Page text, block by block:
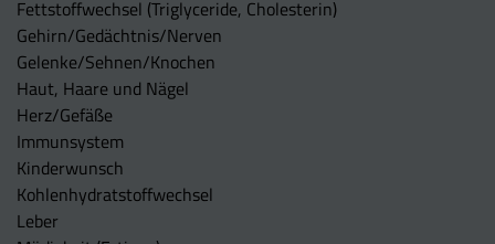
Fettstoffwechsel (Triglyceride, Cholesterin)
Gehirn/Gedächtnis/Nerven
Gelenke/Sehnen/Knochen
Haut, Haare und Nägel
Herz/Gefäße
Immunsystem
Kinderwunsch
Kohlenhydratstoffwechsel
Leber